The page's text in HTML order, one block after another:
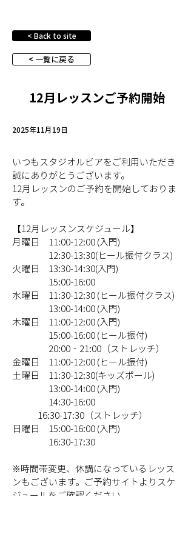
< Back to site
< 一覧に戻る
12月レッスンご予約開始
2025年11月19日
いつもスタジオルビアをご利用いただき
誠にありがとうございます。
12月レッスンのご予約を開始しておりま
す。
【12月レッスンスケジュール】
月曜日　11:00-12:00 (入門)
12:30-13:30(ヒール振付クラス)
火曜日　13:30-14:30(入門)
15:00-16:00
水曜日　11:30-12:30 (ヒール振付クラス)
13:00-14:00 (入門)
木曜日　11:00-12:00 (入門)
15:00-16:00 (ヒール振付)
20:00‐21:00（ストレッチ）
金曜日　11:00-12:00 (ヒール振付)
土曜日　11:30-12:30(キッズポール)
13:00-14:00 (入門)
14:30-16:00
              16:30-17:30（ストレッチ）
日曜日　15:00-16:00 (入門)
16:30-17:30
※時間帯変更、休講になっているレッス
ンもございます。ご予約サイトよりスケ
ジュールをご確認ください。